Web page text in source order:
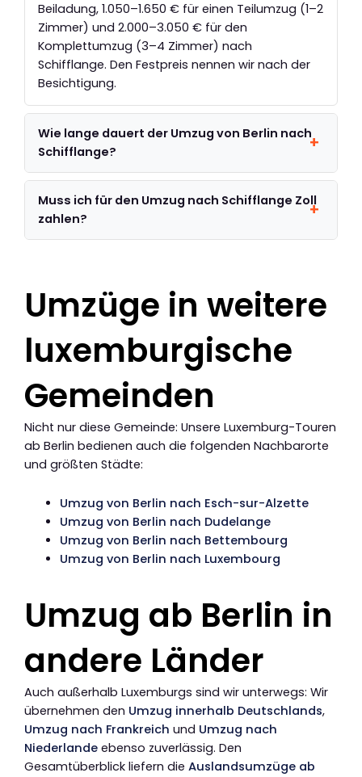
Beiladung, 1.050–1.650 € für einen Teilumzug (1–2
Zimmer) und 2.000–3.050 € für den
Komplettumzug (3–4 Zimmer) nach
Schifflange. Den Festpreis nennen wir nach der
Besichtigung.
Wie lange dauert der Umzug von Berlin nach
Schifflange?
Muss ich für den Umzug nach Schifflange Zoll
zahlen?
Umzüge in weitere
luxemburgische
Gemeinden
Nicht nur diese Gemeinde: Unsere Luxemburg-Touren
ab Berlin bedienen auch die folgenden Nachbarorte
und größten Städte:
Umzug von Berlin nach Esch-sur-Alzette
Umzug von Berlin nach Dudelange
Umzug von Berlin nach Bettembourg
Umzug von Berlin nach Luxembourg
Umzug ab Berlin in
andere Länder
Auch außerhalb Luxemburgs sind wir unterwegs: Wir
übernehmen den Umzug innerhalb Deutschlands,
Umzug nach Frankreich und Umzug nach
Niederlande ebenso zuverlässig. Den
Gesamtüberblick liefern die Auslandsumzüge ab